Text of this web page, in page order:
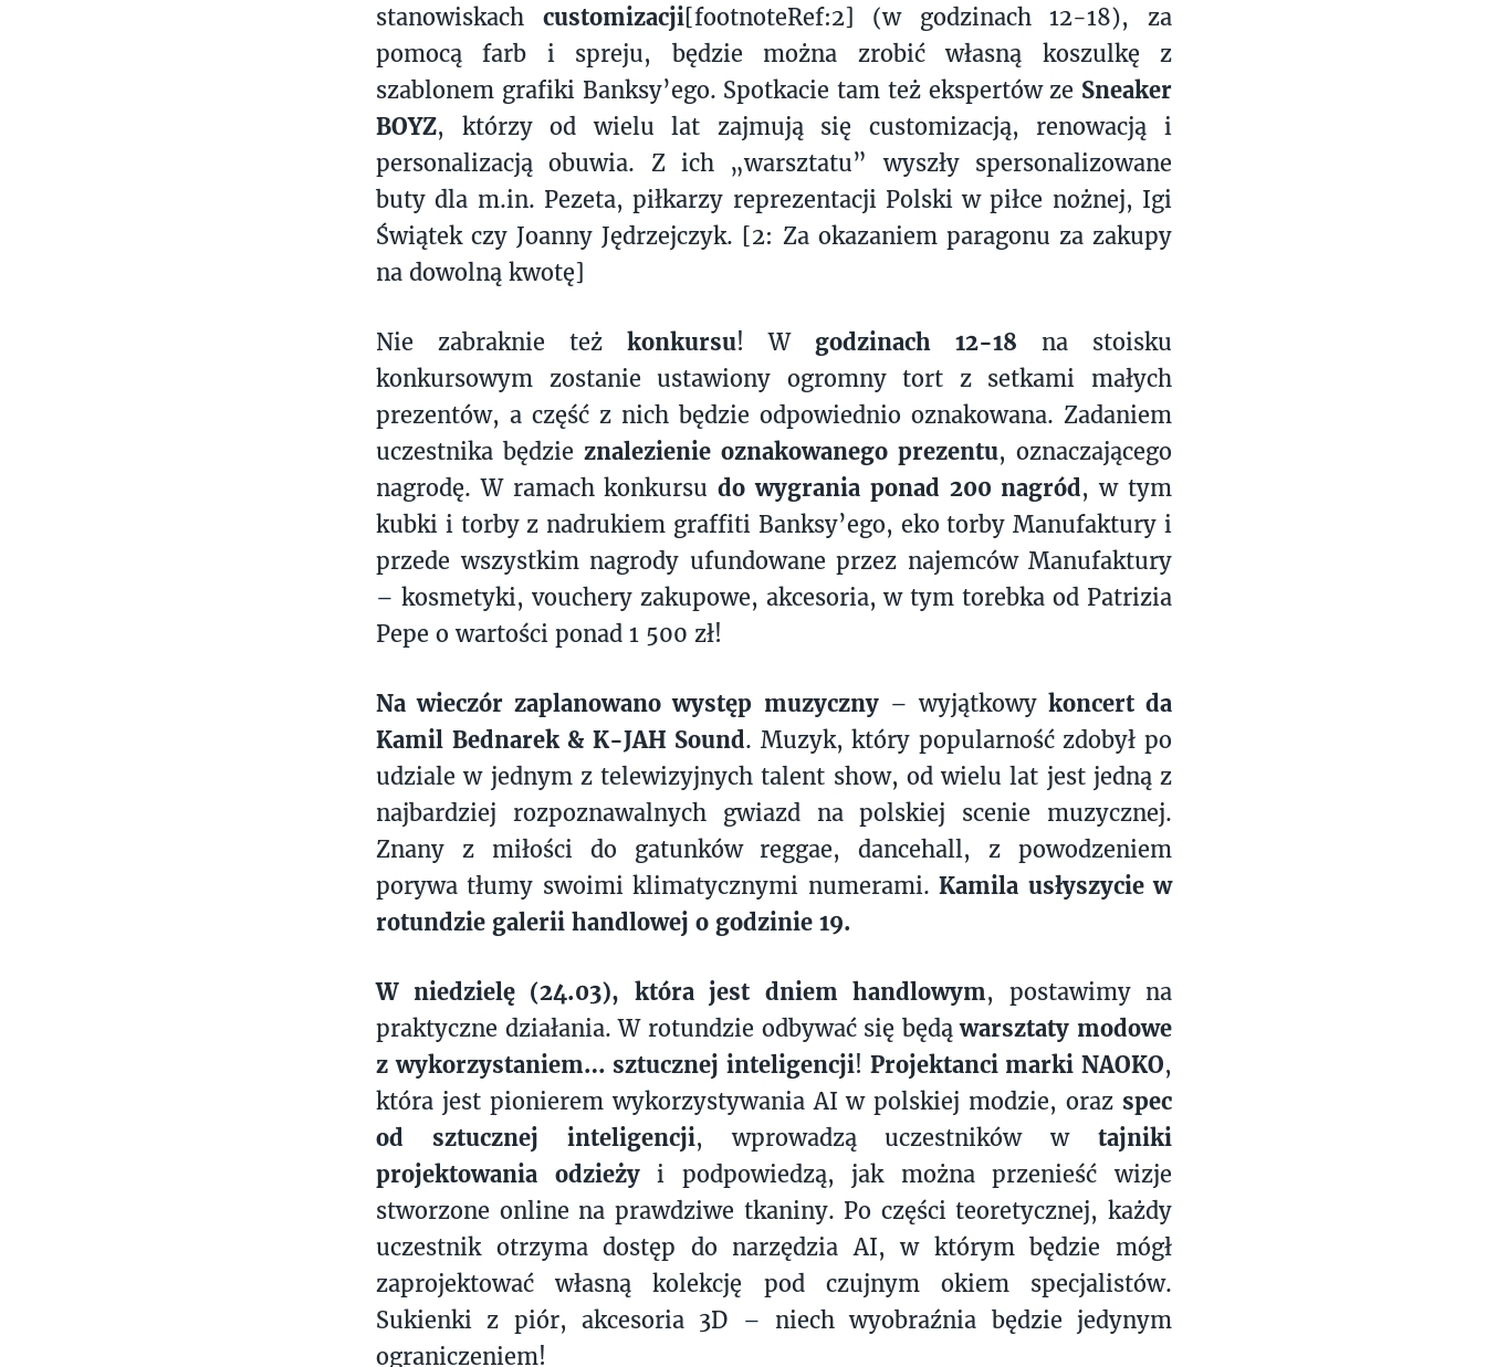
stanowiskach customizacji[footnoteRef:2] (w godzinach 12-18), za
pomocą farb i spreju, będzie można zrobić własną koszulkę z
szablonem grafiki Banksy’ego. Spotkacie tam też ekspertów ze Sneaker
BOYZ, którzy od wielu lat zajmują się customizacją, renowacją i
personalizacją obuwia. Z ich „warsztatu” wyszły spersonalizowane
buty dla m.in. Pezeta, piłkarzy reprezentacji Polski w piłce nożnej, Igi
Świątek czy Joanny Jędrzejczyk. [2: Za okazaniem paragonu za zakupy
na dowolną kwotę]
Nie zabraknie też konkursu! W godzinach 12-18 na stoisku
konkursowym zostanie ustawiony ogromny tort z setkami małych
prezentów, a część z nich będzie odpowiednio oznakowana. Zadaniem
uczestnika będzie znalezienie oznakowanego prezentu, oznaczającego
nagrodę. W ramach konkursudo wygrania ponad 200 nagród, w tym
kubki i torby z nadrukiem graffiti Banksy’ego, eko torby Manufaktury i
przede wszystkim nagrody ufundowane przez najemców Manufaktury
– kosmetyki, vouchery zakupowe, akcesoria, w tym torebka od Patrizia
Pepe o wartości ponad 1 500 zł!
Na wieczór zaplanowano występ muzyczny– wyjątkowy koncert da
Kamil Bednarek & K-JAH Sound. Muzyk, który popularność zdobył po
udziale w jednym z telewizyjnych talent show, od wielu lat jest jedną z
najbardziej rozpoznawalnych gwiazd na polskiej scenie muzycznej.
Znany z miłości do gatunków reggae, dancehall, z powodzeniem
porywa tłumy swoimi klimatycznymi numerami.Kamila usłyszycie w
rotundzie galerii handlowej o godzinie 19.
W niedzielę (24.03), która jest dniem handlowym, postawimy na
praktyczne działania. W rotundzie odbywać się będąwarsztaty modowe
z wykorzystaniem… sztucznej inteligencji! Projektanci marki NAOKO,
która jest pionierem wykorzystywania AI w polskiej modzie, oraz spec
od sztucznej inteligencji, wprowadzą uczestników wtajniki
projektowania odzieżyi podpowiedzą, jak można przenieść wizje
stworzone online na prawdziwe tkaniny. Po części teoretycznej, każdy
uczestnik otrzyma dostęp do narzędzia AI, w którym będzie mógł
zaprojektować własną kolekcję pod czujnym okiem specjalistów.
Sukienki z piór, akcesoria 3D – niech wyobraźnia będzie jedynym
ograniczeniem!